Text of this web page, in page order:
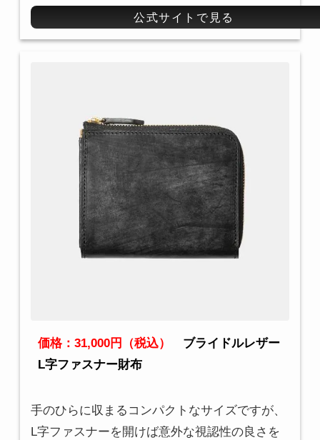
公式サイトで見る
価格：31,000円（税込）
ブライドルレザー
L字ファスナー財布
手のひらに収まるコンパクトなサイズですが、
L字ファスナーを開けば意外な視認性の良さを